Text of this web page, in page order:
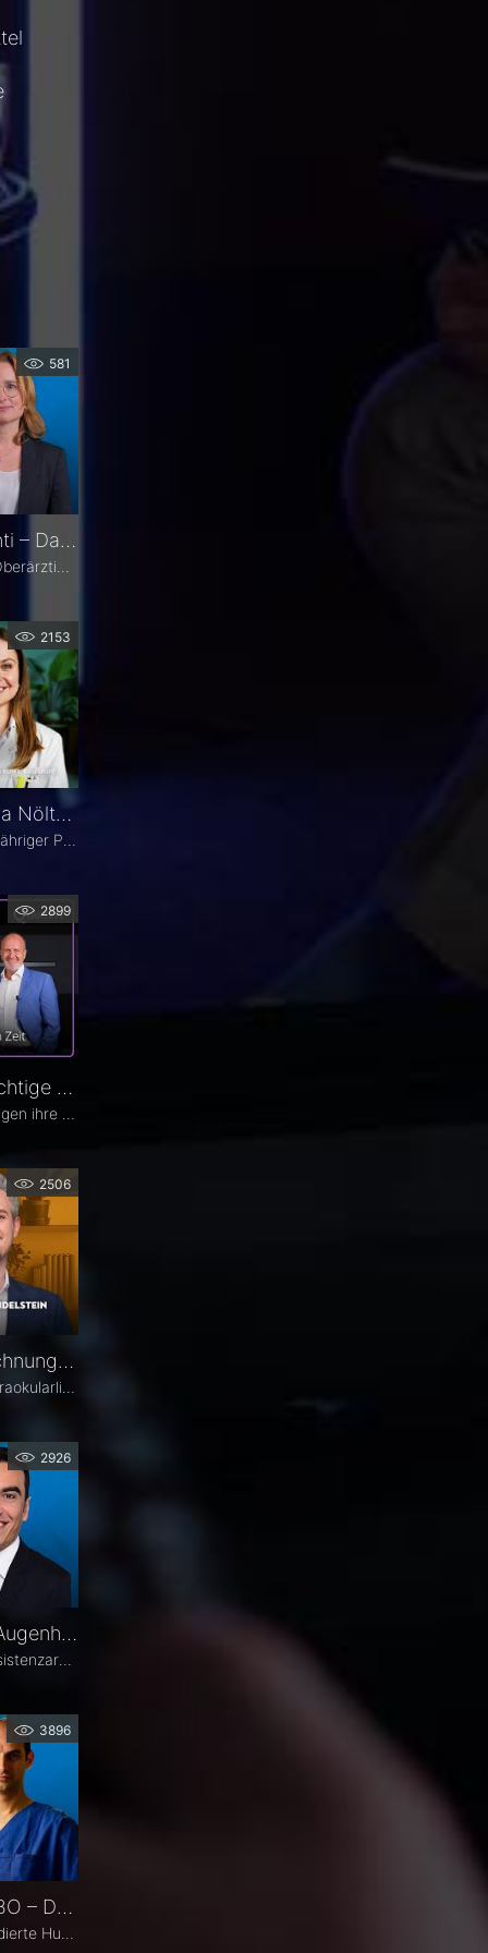
581
Prof. Dr. Swaantje Grisanti – Darum Augenheilkunde
2153
Fall im Fokus: Dr. Theresa Nöltner über einen 77-jährigen Patienten mit binokularen Doppelbildern
2899
Glaukomtherapie. Das richtige Werkzeug zur richtigen Zeit – Das 26. Ophthalmologische Quartett
2506
Biometrie und IOL-Berechnung – PD Dr. Jascha Wendelstein im Fachgespräch
2926
Florent Ismani – Darum Augenheilkunde
Florent Ismani ist seit 2023 Assistenzarzt für Ophthalmologie am Augenzentrum Schleswig-Holstein. Sein Medizinstudium absolvierte er am Universitätsklinikum Hamburg-Eppendorf.
3896
Atanas Bogoev, MD, FEBO – Darum Augenheilkunde